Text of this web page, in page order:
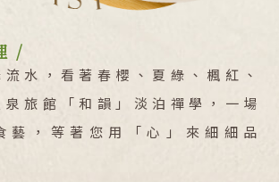
/
水，看著春櫻、夏綠、楓紅、
旅館「和韻」淡泊禪學，一場
藝，等著您用「心」來細細品
Search